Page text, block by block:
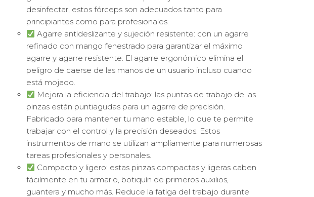
desinfectar, estos fórceps son adecuados tanto para
principiantes como para profesionales.
Agarre antideslizante y sujeción resistente: con un agarre
refinado con mango fenestrado para garantizar el máximo
agarre y agarre resistente. El agarre ergonómico elimina el
peligro de caerse de las manos de un usuario incluso cuando
está mojado.
Mejora la eficiencia del trabajo: las puntas de trabajo de las
pinzas están puntiagudas para un agarre de precisión.
Fabricado para mantener tu mano estable, lo que te permite
trabajar con el control y la precisión deseados. Estos
instrumentos de mano se utilizan ampliamente para numerosas
tareas profesionales y personales.
Compacto y ligero: estas pinzas compactas y ligeras caben
fácilmente en tu armario, botiquín de primeros auxilios,
guantera y mucho más. Reduce la fatiga del trabajo durante